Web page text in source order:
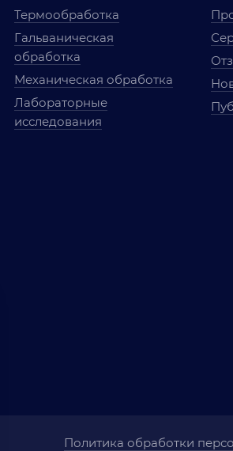
Термообработка
Гальваническая
обработка
Механическая обработка
Лабораторные
исследования
Политика обработки